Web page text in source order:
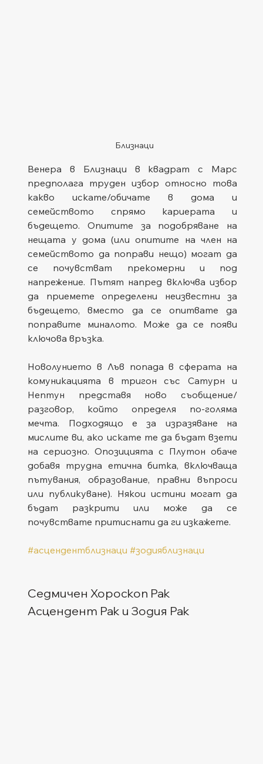
Близнаци
Венера в Близнаци в квадрат с Марс
предполага труден избор относно това
какво искате/обичате в дома и
семейството спрямо кариерата и
бъдещето. Опитите за подобряване на
нещата у дома (или опитите на член на
семейството да поправи нещо) могат да
се почувстват прекомерни и под
напрежение. Пътят напред включва избор
да приемете определени неизвестни за
бъдещето, вместо да се опитвате да
поправите миналото. Може да се появи
ключова връзка.
Новолунието в Лъв попада в сферата на
комуникацията в тригон със Сатурн и
Нептун представя ново съобщение/
разговор, който определя по-голяма
мечта. Подходящо е за изразяване на
мислите ви, ако искате те да бъдат взети
на сериозно. Опозицията с Плутон обаче
добавя трудна етична битка, включваща
пътувания, образование, правни въпроси
или публикуване). Някои истини могат да
бъдат разкрити или може да се
почувствате притиснати да ги изкажете.
#асцендентблизнаци #зодияблизнаци
Седмичен Хороскоп Рак
Асцендент Рак и Зодия Рак